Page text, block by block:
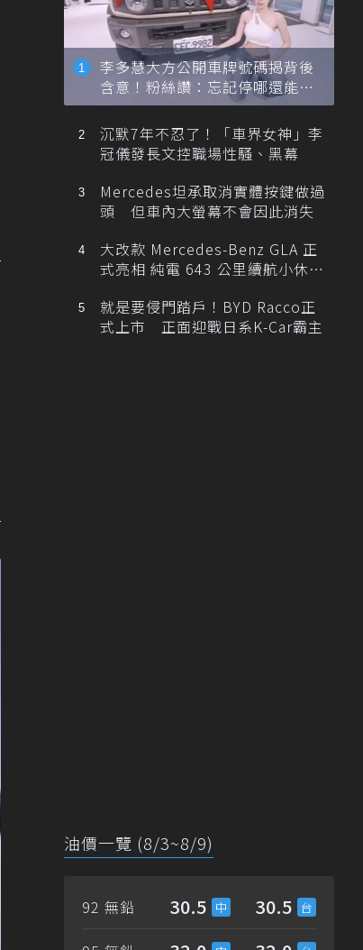
李多慧大方公開車牌號碼揭背後
含意！粉絲讚：忘記停哪還能幫
忙找車
沉默7年不忍了！「車界女神」李
冠儀發長文控職場性騷、黑幕
Mercedes坦承取消實體按鍵做過
頭 但車內大螢幕不會因此消失
大改款 Mercedes-Benz GLA 正
式亮相 純電 643 公里續航小休
就是要侵門踏戶！BYD Racco正
式上市 正面迎戰日系K-Car霸主
油價一覽 (8/3~8/9)
92 無鉛 30.5 30.5